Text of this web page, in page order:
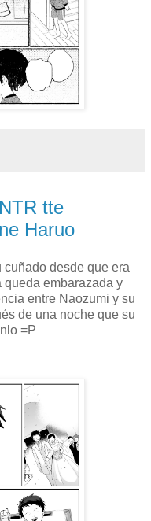
tte
Haruo
cuñado desde que era
queda embarazada y
entre Naozumi y su
de una noche que su
=P